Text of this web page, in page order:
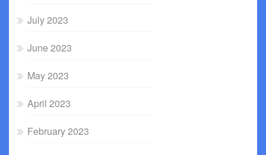
July 2023
June 2023
May 2023
April 2023
February 2023